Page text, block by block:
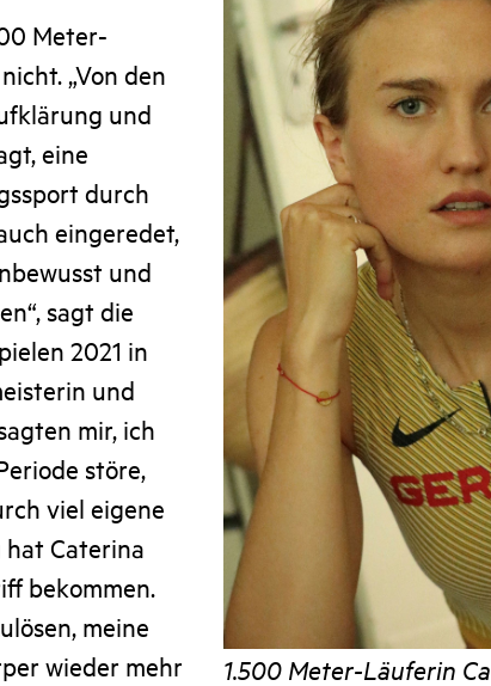
Meter-
„Von den
und
eine
durch
eingeredet,
und
sagt die
2021 in
und
mir, ich
störe,
viel eigene
Caterina
bekommen.
meine
wieder mehr
1.500 Meter-Läuferin